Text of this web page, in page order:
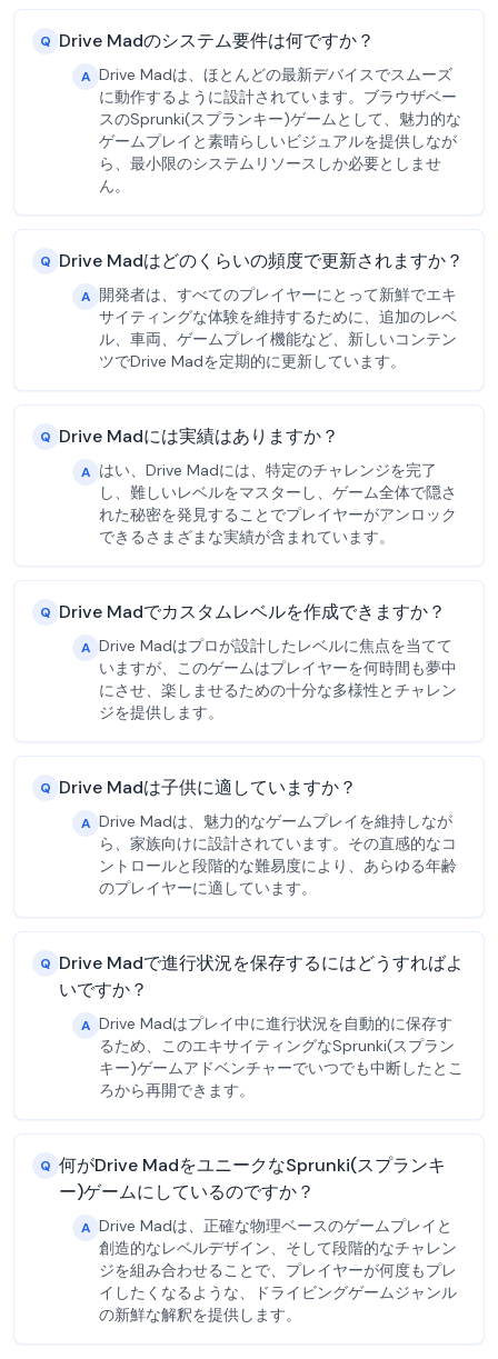
Q Drive Madのシステム要件は何ですか？
A Drive Madは、ほとんどの最新デバイスでスムーズ
に動作するように設計されています。ブラウザベー
スのSprunki(スプランキー)ゲームとして、魅力的な
ゲームプレイと素晴らしいビジュアルを提供しなが
ら、最小限のシステムリソースしか必要としませ
ん。
Q Drive Madはどのくらいの頻度で更新されますか？
A 開発者は、すべてのプレイヤーにとって新鮮でエキ
サイティングな体験を維持するために、追加のレベ
ル、車両、ゲームプレイ機能など、新しいコンテン
ツでDrive Madを定期的に更新しています。
Q Drive Madには実績はありますか？
A はい、Drive Madには、特定のチャレンジを完了
し、難しいレベルをマスターし、ゲーム全体で隠さ
れた秘密を発見することでプレイヤーがアンロック
できるさまざまな実績が含まれています。
Q Drive Madでカスタムレベルを作成できますか？
A Drive Madはプロが設計したレベルに焦点を当てて
いますが、このゲームはプレイヤーを何時間も夢中
にさせ、楽しませるための十分な多様性とチャレン
ジを提供します。
Q Drive Madは子供に適していますか？
A Drive Madは、魅力的なゲームプレイを維持しなが
ら、家族向けに設計されています。その直感的なコ
ントロールと段階的な難易度により、あらゆる年齢
のプレイヤーに適しています。
Q Drive Madで進行状況を保存するにはどうすればよ
いですか？
A Drive Madはプレイ中に進行状況を自動的に保存す
るため、このエキサイティングなSprunki(スプラン
キー)ゲームアドベンチャーでいつでも中断したとこ
ろから再開できます。
Q 何がDrive MadをユニークなSprunki(スプランキ
ー)ゲームにしているのですか？
A Drive Madは、正確な物理ベースのゲームプレイと
創造的なレベルデザイン、そして段階的なチャレン
ジを組み合わせることで、プレイヤーが何度もプレ
イしたくなるような、ドライビングゲームジャンル
の新鮮な解釈を提供します。